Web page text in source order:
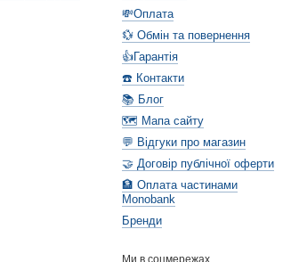
💸Оплата
💱 Обмін та повернення
👍Гарантія
☎️ Контакти
📚 Блог
🗺️ Мапа сайту
💬 Відгуки про магазин
🤝 Договір публічної оферти
🏦 Оплата частинами
Monobank
Бренди
Ми в соцмережах